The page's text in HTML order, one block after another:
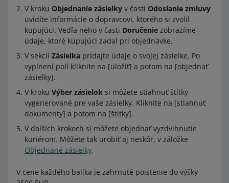
V kroku Objednanie zásielky v časti Odoslanie zmluvy
uvidíte informácie o dopravcovi, ktorého si zvolil
kupujúci. Vedľa neho v časti Doručenie zobrazíme
údaje, ktoré kupujúci zadal pri objednávke.
V sekcii Zásielka pridajte údaje o svojej zásielke. Po
vyplnení polí kliknite na [uložiť] a potom na [objednať
zásielky].
V kroku Výber zásielok si môžete stiahnuť štítky
vygenerované pre vaše zásielky. Kliknite na [stiahnuť
dokumenty] a potom na [štítky].
V ďalších krokoch si môžete objednať vyzdvihnutie
kuriérom. Môžete tak urobiť aj neskôr, v záložke
Objednané zásielky.
V cene každého balíka je zahrnuté poistenie do výšky